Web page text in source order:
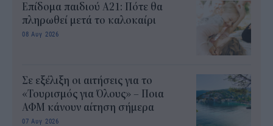
Επίδομα παιδιού Α21: Πότε θα
πληρωθεί μετά το καλοκαίρι
08 Αυγ 2026
Σε εξέλιξη οι αιτήσεις για το
«Τουρισμός για Όλους» – Ποια
ΑΦΜ κάνουν αίτηση σήμερα
07 Αυγ 2026